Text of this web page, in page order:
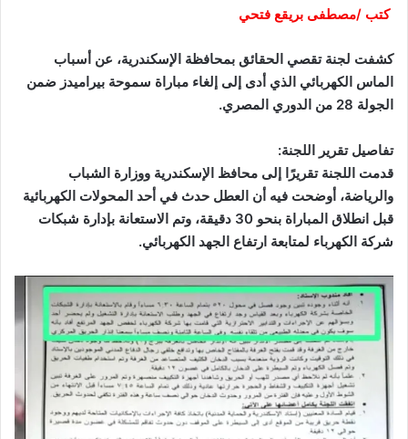
كتب /مصطفى بريقع فتحي
كشفت لجنة تقصي الحقائق بمحافظة الإسكندرية، عن أسباب
الماس الكهربائي الذي أدى إلى إلغاء مباراة سموحة بيراميدز ضمن
الجولة 28 من الدوري المصري.
تفاصيل تقرير اللجنة:
قدمت اللجنة تقريرًا إلى محافظ الإسكندرية ووزارة الشباب
والرياضة، أوضحت فيه أن العطل حدث في أحد المحولات الكهربائية
قبل انطلاق المباراة بنحو 30 دقيقة، وتم الاستعانة بإدارة شبكات
شركة الكهرباء لمتابعة ارتفاع الجهد الكهربائي.